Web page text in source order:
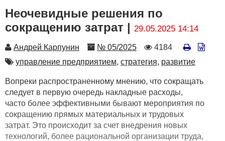
Неочевидные решения по
сокращению затрат | 29.05.2025 14:14
Автор
Андрей Карпунин Номер
№ 05/2025
Количество
4184
Автор
управление предприятием, стратегия, развитие
Вопреки распространенному мнению, что сокращать
следует в первую очередь накладные расходы,
часто более эффективными бывают мероприятия по
сокращению прямых материальных и трудовых
затрат. Это происходит за счет внедрения новых
технологий, более рациональной организации труда,